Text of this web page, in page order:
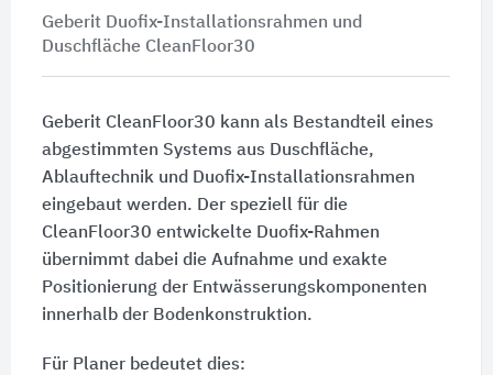
Geberit Duofix-Installationsrahmen und
Duschfläche CleanFloor30
Geberit CleanFloor30 kann als Bestandteil eines
abgestimmten Systems aus Duschfläche,
Ablauftechnik und Duofix-Installationsrahmen
eingebaut werden. Der speziell für die
CleanFloor30 entwickelte Duofix-Rahmen
übernimmt dabei die Aufnahme und exakte
Positionierung der Entwässerungskomponenten
innerhalb der Bodenkonstruktion.
Für Planer bedeutet dies: